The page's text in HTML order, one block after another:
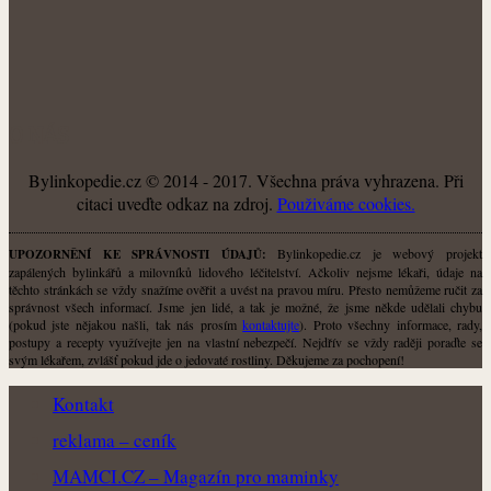
Bylinkopedie.cz © 2014 - 2017. Všechna práva vyhrazena. Při
citaci uveďte odkaz na zdroj. Použiváme cookies.
UPOZORNĚNÍ KE SPRÁVNOSTI ÚDAJŮ: Bylinkopedie.cz je webový projekt
zapálených bylinkářů a milovníků lidového léčitelství. Ačkoliv nejsme lékaři, údaje na
těchto stránkách se vždy snažíme ověřit a uvést na pravou míru. Přesto nemůžeme ručit za
správnost všech informací. Jsme jen lidé, a tak je možné, že jsme někde udělali chybu
(pokud jste nějakou našli, tak nás prosímkontaktujte). Proto všechny informace, rady,
postupy a recepty využívejte jen na vlastní nebezpečí. Nejdřív se vždy raději poraďte se
svým lékařem, zvlášť pokud jde o jedovaté rostliny. Děkujeme za pochopení!
Kontakt
reklama – ceník
MAMCI.CZ – Magazín pro maminky